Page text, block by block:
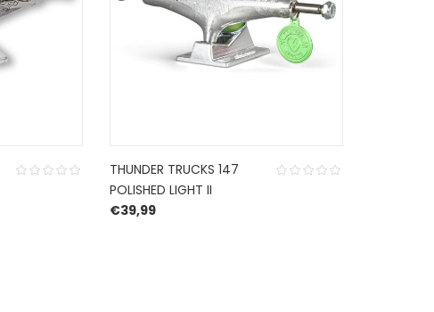
THUNDER TRUCKS 147
POLISHED LIGHT II
€39,99